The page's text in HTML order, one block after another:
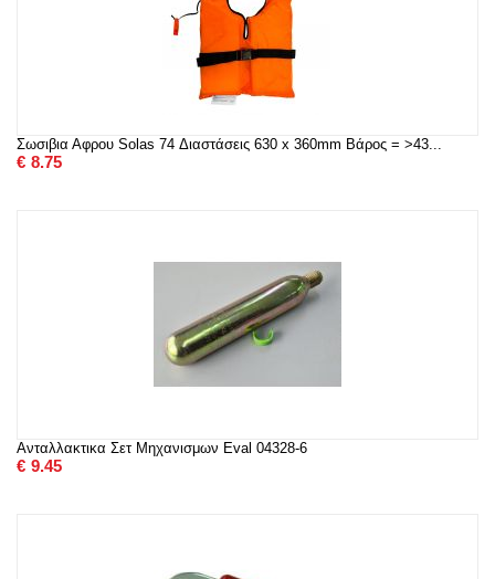
Σωσιβια Αφρου Solas 74 Διαστάσεις 630 x 360mm Βάρος = >43...
€ 8.75
Ανταλλακτικα Σετ Μηχανισμων Eval 04328-6
€ 9.45